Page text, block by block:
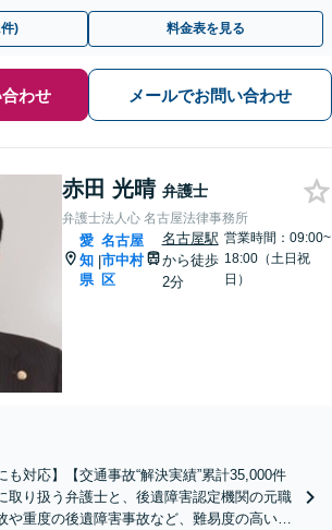
間・休日相談可】【金山駅5分】
) 料金表を見る
わせ メールでお問い合わせ
赤田 光晴 弁護士
弁護士法人心 名古屋法律事務所
愛
知
県
|
名古屋
市中村
区
名古屋駅
から徒歩
2分
営業時間：09:00~
18:00（土日祝
日）
も対応】【交通事故“解決実績”累計35,000件
取り扱う弁護士と、後遺障害認定機関の元職
や重度の後遺障害事故など、難易度の高い事